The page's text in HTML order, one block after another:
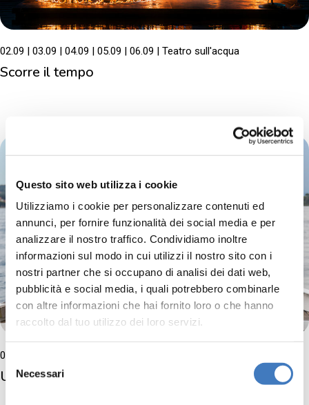
Questo sito web utilizza i cookie
Utilizziamo i cookie per personalizzare contenuti ed
annunci, per fornire funzionalità dei social media e per
analizzare il nostro traffico. Condividiamo inoltre
informazioni sul modo in cui utilizzi il nostro sito con i
nostri partner che si occupano di analisi dei dati web,
pubblicità e social media, i quali potrebbero combinarle
con altre informazioni che hai fornito loro o che hanno
raccolto dal tuo utilizzo dei loro servizi.
delNecessari
02.09 03.09 04.09 05.09 06.09 Teatro sull'acqua
Scorre il tempo
04.09
Una barca di storie